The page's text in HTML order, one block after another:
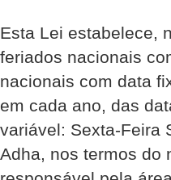
Esta Lei estabelece,
feriados nacionais
nacionais com data
em cada ano, das
variável: Sexta-Feira
Adha, nos termos do